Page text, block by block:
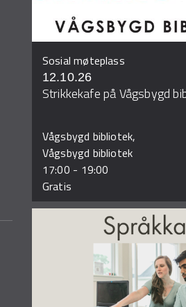
Sosial møteplass
12.10.26
Strikkekafe på Vågsbygd
Vågsbygd bibliotek,
Vågsbygd bibliotek
17:00 - 19:00
Gratis